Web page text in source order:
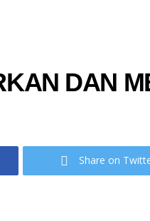
DAN
Share on